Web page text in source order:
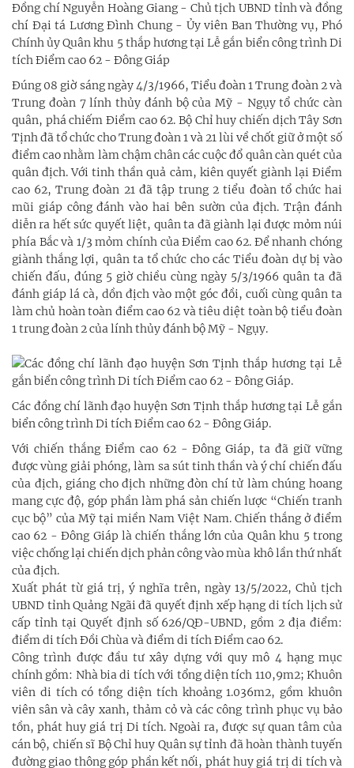
Đồng chí Nguyễn Hoàng Giang - Chủ tịch UBND tỉnh và đồng
chí Đại tá Lương Đình Chung - Ủy viên Ban Thường vụ, Phó
Chính ủy Quân khu 5 thắp hương tại Lễ gắn biển công trình Di
tích Điểm cao 62 - Đông Giáp
Đúng 08 giờ sáng ngày 4/3/1966, Tiểu đoàn 1 Trung đoàn 2 và
Trung đoàn 7 lính thủy đánh bộ của Mỹ - Ngụy tổ chức càn
quân, phá chiếm Điểm cao 62. Bộ Chỉ huy chiến dịch Tây Sơn
Tịnh đã tổ chức cho Trung đoàn 1 và 21 lùi về chốt giữ ở một số
điểm cao nhằm làm chậm chân các cuộc đổ quân càn quét của
quân địch. Với tinh thần quả cảm, kiên quyết giành lại Điểm
cao 62, Trung đoàn 21 đã tập trung 2 tiểu đoàn tổ chức hai
mũi giáp công đánh vào hai bên sườn của địch. Trận đánh
diễn ra hết sức quyết liệt, quân ta đã giành lại được mỏm núi
phía Bắc và 1/3 mỏm chính của Điểm cao 62. Để nhanh chóng
giành thắng lợi, quân ta tổ chức cho các Tiểu đoàn dự bị vào
chiến đấu, đúng 5 giờ chiều cùng ngày 5/3/1966 quân ta đã
đánh giáp lá cà, dồn địch vào một góc đồi, cuối cùng quân ta
làm chủ hoàn toàn điểm cao 62 và tiêu diệt toàn bộ tiểu đoàn
1 trung đoàn 2 của lính thủy đánh bộ Mỹ - Ngụy.
Các đồng chí lãnh đạo huyện Sơn Tịnh thắp hương tại Lễ gắn
biển công trình Di tích Điểm cao 62 - Đông Giáp.
Với chiến thắng Điểm cao 62 - Đông Giáp, ta đã giữ vững
được vùng giải phóng, làm sa sút tinh thần và ý chí chiến đấu
của địch, giáng cho địch những đòn chí tử làm chúng hoang
mang cực độ, góp phần làm phá sản chiến lược “Chiến tranh
cục bộ” của Mỹ tại miền Nam Việt Nam. Chiến thắng ở điểm
cao 62 - Đông Giáp là chiến thắng lớn của Quân khu 5 trong
việc chống lại chiến dịch phản công vào mùa khô lần thứ nhất
của địch.
Xuất phát từ giá trị, ý nghĩa trên, ngày 13/5/2022, Chủ tịch
UBND tỉnh Quảng Ngãi đã quyết định xếp hạng di tích lịch sử
cấp tỉnh tại Quyết định số 626/QĐ-UBND, gồm 2 địa điểm:
điểm di tích Đồi Chùa và điểm di tích Điểm cao 62.
Công trình được đầu tư xây dựng với quy mô 4 hạng mục
chính gồm: Nhà bia di tích với tổng diện tích 110,9m2; Khuôn
viên di tích có tổng diện tích khoảng 1.036m2, gồm khuôn
viên sân và cây xanh, thảm cỏ và các công trình phục vụ bảo
tồn, phát huy giá trị Di tích. Ngoài ra, được sự quan tâm của
cán bộ, chiến sĩ Bộ Chỉ huy Quân sự tỉnh đã hoàn thành tuyến
đường giao thông góp phần kết nối, phát huy giá trị di tích và